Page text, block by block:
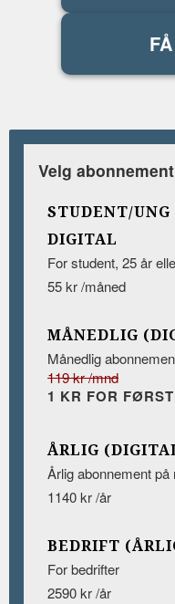
Velg abonnement
STUDENT/
DIGITAL
For student, 25 år
55 kr /måned
MÅNEDLIG
Månedlig
119 kr /mnd
ÅRLIG
Årlig abonnement på
1140 kr /år
BEDRIFT
For bedrifter
2590 kr /år